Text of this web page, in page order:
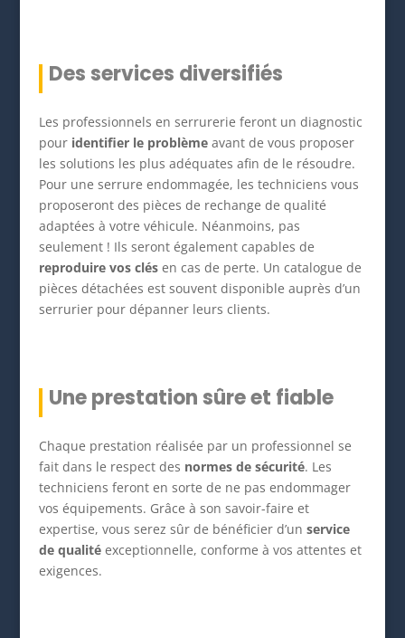
Des services diversifiés
Les professionnels en serrurerie feront un diagnostic
pour identifier le problèmeavant de vous proposer
les solutions les plus adéquates afin de le résoudre.
Pour une serrure endommagée, les techniciens vous
proposeront des pièces de rechange de qualité
adaptées à votre véhicule. Néanmoins, pas
seulement ! Ils seront également capables de
reproduire vos clésen cas de perte. Un catalogue de
pièces détachées est souvent disponible auprès d’un
serrurier pour dépanner leurs clients.
Une prestation sûre et fiable
Chaque prestation réalisée par un professionnel se
fait dans le respect des normes de sécurité. Les
techniciens feront en sorte de ne pas endommager
vos équipements. Grâce à son savoir-faire et
expertise, vous serez sûr de bénéficier d’un service
de qualitéexceptionnelle, conforme à vos attentes et
exigences.